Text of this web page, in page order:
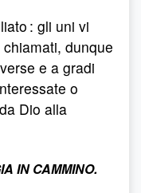
: gli uni vi
dunque
e a gradi
o
Dio alla
IN CAMMINO.